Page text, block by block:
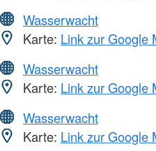
Wasserwacht
Karte: Link zur Google
Wasserwacht
Karte: Link zur Google
Wasserwacht
Karte: Link zur Google